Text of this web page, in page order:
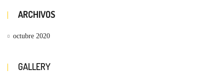
ARCHIVOS
octubre 2020
GALLERY